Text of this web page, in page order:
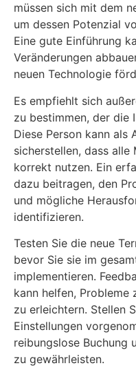
müssen sich mit dem
um dessen Potenzial
Eine gute Einführung
Veränderungen
neuen Technologie
Es empfiehlt sich
zu bestimmen, der die
Diese Person kann als
sicherstellen, dass
korrekt nutzen. Ein
dazu beitragen, den
und mögliche
identifizieren.
Testen Sie die neue
bevor Sie sie im
implementieren.
kann helfen, Probleme
zu erleichtern. Stellen
Einstellungen
reibungslose Buchung
zu gewährleisten.